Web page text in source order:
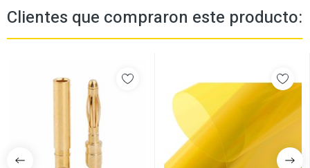
Clientes que compraron este producto: